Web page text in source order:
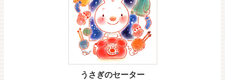
うさぎのセーター